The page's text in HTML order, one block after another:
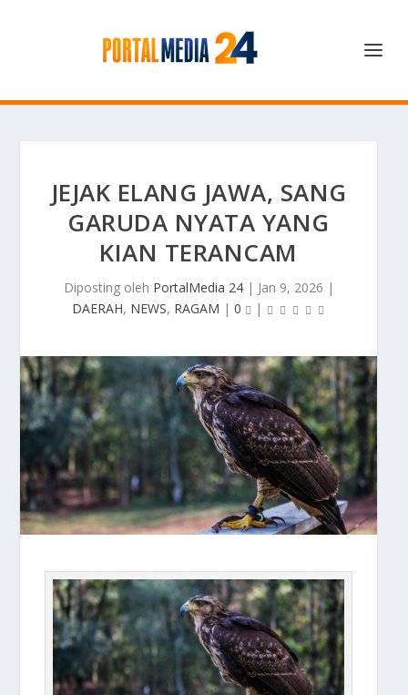
JEJAK ELANG JAWA, SANG
GARUDA NYATA YANG
KIAN TERANCAM
Diposting oleh PortalMedia 24| Jan 9, 2026 |
DAERAH, NEWS, RAGAM | 0 |